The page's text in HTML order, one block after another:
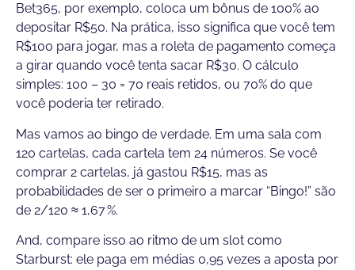
Bet365, por exemplo, coloca um bônus de 100% ao
depositar R$50. Na prática, isso significa que você tem
R$100 para jogar, mas a roleta de pagamento começa
a girar quando você tenta sacar R$30. O cálculo
simples: 100 – 30 = 70 reais retidos, ou 70% do que
você poderia ter retirado.
Mas vamos ao bingo de verdade. Em uma sala com
120 cartelas, cada cartela tem 24 números. Se você
comprar 2 cartelas, já gastou R$15, mas as
probabilidades de ser o primeiro a marcar “Bingo!” são
de 2/120 ≈ 1,67 %.
And, compare isso ao ritmo de um slot como
Starburst: ele paga em médias 0,95 vezes a aposta por